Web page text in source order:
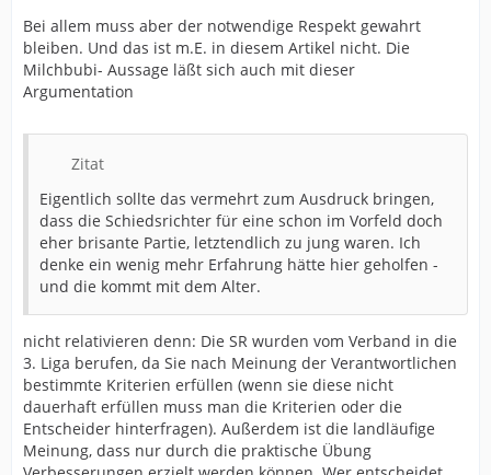
Bei allem muss aber der notwendige Respekt gewahrt
bleiben. Und das ist m.E. in diesem Artikel nicht. Die
Milchbubi- Aussage läßt sich auch mit dieser
Argumentation
Zitat
Eigentlich sollte das vermehrt zum Ausdruck bringen,
dass die Schiedsrichter für eine schon im Vorfeld doch
eher brisante Partie, letztendlich zu jung waren. Ich
denke ein wenig mehr Erfahrung hätte hier geholfen -
und die kommt mit dem Alter.
nicht relativieren denn: Die SR wurden vom Verband in die
3. Liga berufen, da Sie nach Meinung der Verantwortlichen
bestimmte Kriterien erfüllen (wenn sie diese nicht
dauerhaft erfüllen muss man die Kriterien oder die
Entscheider hinterfragen). Außerdem ist die landläufige
Meinung, dass nur durch die praktische Übung